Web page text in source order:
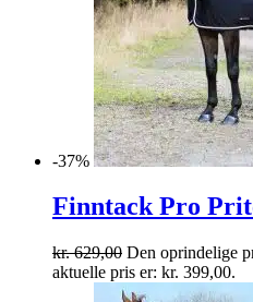
-37%
Finntack Pro
kr.629,00 Den oprindelige
aktuelle pris er: kr. 399,00.